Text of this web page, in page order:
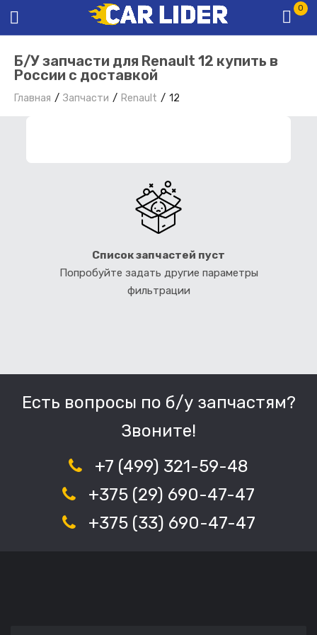
0
Б/У запчасти для Renault 12 купить в
России с доставкой
Главная Запчасти Renault 12
Список запчастей пуст
Попробуйте задать другие параметры
фильтрации
Есть вопросы по б/у запчастям?
Звоните!
+7 (499) 321-59-48
+375 (29) 690-47-47
+375 (33) 690-47-47